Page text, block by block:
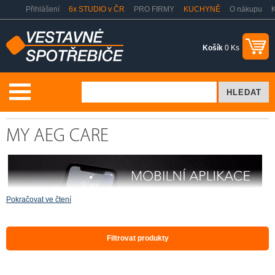
Přihlášení 6x STUDIO v ČR PRO FIRMY KUCHYNĚ O nákupu
Košík 0 Ks
MY AEG CARE
Pokračovat ve čtení
Filtrovat produkty